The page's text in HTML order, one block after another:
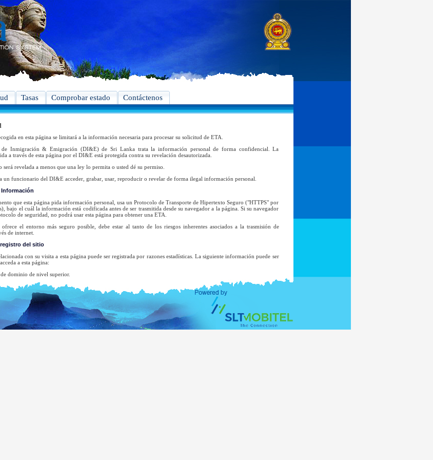
Tasas Comprobar estado Contáctenos
en esta página se limitará a la información necesaria para procesar su solicitud de ETA.
de Inmigración & Emigración (DI&E) de Sri Lanka trata la información personal de forma confidencial. La
a través de esta página por el DI&E está protegida contra su revelación desautorizada.
revelada a menos que una ley lo permita o usted dé su permiso.
un funcionario del DI&E acceder, grabar, usar, reproducir o revelar de forma ilegal información personal.
Información
que esta página pida información personal, usa un Protocolo de Transporte de Hipertexto Seguro ("HTTPS" por
bajo el cuál la información está codificada antes de ser trasmitida desde su navegador a la página. Si su navegador
de seguridad, no podrá usar esta página para obtener una ETA.
el entorno más seguro posible, debe estar al tanto de los riesgos inherentes asociados a la trasmisión de
de internet.
del sitio
con su visita a esta página puede ser registrada por razones estadísticas. La siguiente información puede ser
a esta página:
dominio de nivel superior.
su servidor.
de la visita a la página.
las que accede.
que accedió previamente.